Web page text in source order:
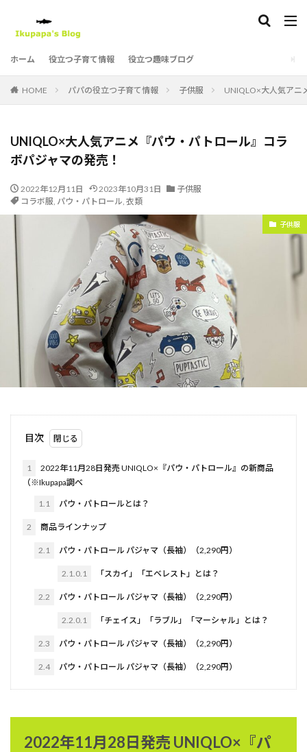
ホーム 役立つ子育て情報 役立つ趣味ブログ
HOME パパの役立つ子育て情報 子供服 UNIQLO×大人気アニ
UNIQLO×大人気アニメ『パウ・パトロール』コラ
ボパジャマの発売！
2022年12月11日 2023年10月31日
子供服
コラボ服, パウ・パトロール, 衣類
子供服
目次
1
2022年11月28日発売 UNIQLO×『パウ・パトロール』の新商品
（※Ikupapa調べ
1.1 パウ・パトロールとは？
2 商品ラインナップ
2.1 パウ・パトロール パジャマ（長袖）（2,290円）
2.1.0.1 「スカイ」「エベレスト」とは？
2.2 パウ・パトロール パジャマ（長袖）（2,290円）
2.2.0.1 「チェイス」「ラブル」「マーシャル」とは？
2.3 パウ・パトロール パジャマ（長袖）（2,290円）
2.4 パウ・パトロール パジャマ（長袖）（2,290円）
2022年11月28日発売 UNIQLO×『パ
タグ
1107 ヨシタケシンスケ
ピングー
ポケットモンスター
ポケモン
ポリンキー
ホンダ
ミッフィー
もうぬげない
りんごかもしれない
パンどろぼう
子供服
子育て
忍たま乱太郎
湖池屋チップス
漫画
福井県立恐竜博物館
パウ・パトロール
11ぴきのねこ
クレイアニメーション
PIXAR
SPY×FAMILY
Suicaのペンギン
アニア
アニメ
イルイルゴンチル
ウルトラマン
エリックカール
おさるのジョージ
カーズ
ゲーム
ドラゴンクエスト
コアラのマーチ
コラボ服
さかざきちはる
シルバニアファミリー
スパイファミリー
すみっコぐらし
トムとジェリー
衣類